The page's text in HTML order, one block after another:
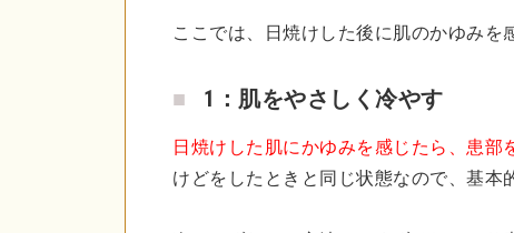
ここでは、日焼けした後に肌のかゆみを
1：肌をやさしく冷やす
日焼けした肌にかゆみを感じたら、患部
けどをしたときと同じ状態なので、基本